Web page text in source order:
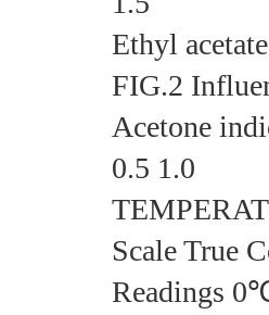
Ethyl
FIG.2
Acetone
0.5 1.0
Scale True
Readings